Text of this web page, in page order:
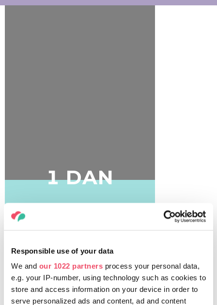
Responsible use of your data
We and our 1022 partners process your personal data,
e.g. your IP-number, using technology such as cookies to
store and access information on your device in order to
serve personalized ads and content, ad and content
1 DAN